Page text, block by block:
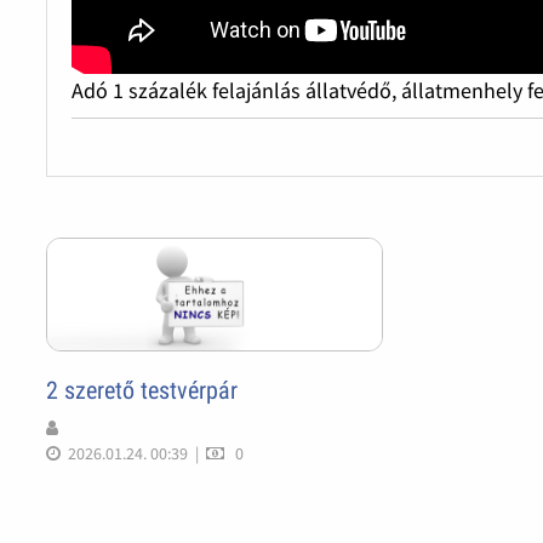
Adó 1 százalék felajánlás állatvédő, állatmenhely
2 szerető testvérpár
2026.01.24. 00:39 | 0